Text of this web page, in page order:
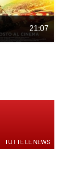
21:07
TUTTE LE NEWS